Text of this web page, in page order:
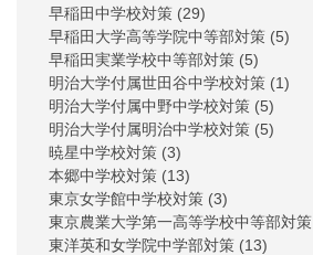
早稲田中学校対策 (29)
早稲田大学高等学院中等部対策 (5)
早稲田実業学校中等部対策 (5)
明治大学付属世田谷中学校対策 (1)
明治大学付属中野中学校対策 (5)
明治大学付属明治中学校対策 (5)
暁星中学校対策 (3)
本郷中学校対策 (13)
東京女学館中学校対策 (3)
東京農業大学第一高等学校中等部対策
東洋英和女学院中学部対策 (13)